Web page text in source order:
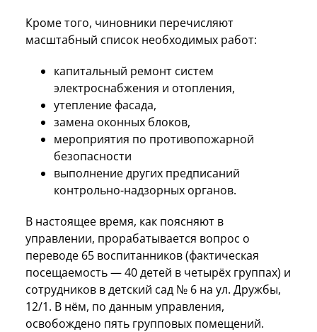
Кроме того, чиновники перечисляют
масштабный список необходимых работ:
капитальный ремонт систем
электроснабжения и отопления,
утепление фасада,
замена оконных блоков,
мероприятия по противопожарной
безопасности
выполнение других предписаний
контрольно-надзорных органов.
В настоящее время, как поясняют в
управлении, прорабатывается вопрос о
переводе 65 воспитанников (фактическая
посещаемость — 40 детей в четырёх группах) и
сотрудников в детский сад № 6 на ул. Дружбы,
12/1. В нём, по данным управления,
освобождено пять групповых помещений.